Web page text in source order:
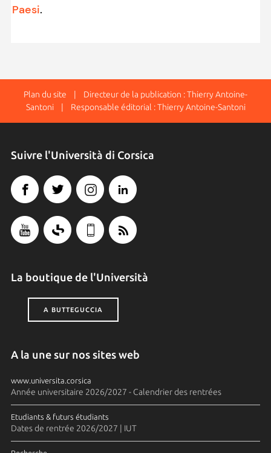
Paesi.
Plan du site | Directeur de la publication : Thierry Antoine-
Santoni | Responsable éditorial : Thierry Antoine-Santoni
Suivre l'Università di Corsica
La boutique de l'Università
A BUTTEGUCCIA
A la une sur nos sites web
www.universita.corsica
Année universitaire 2026/2027 - Calendrier des rentrées
Etudiants & futurs étudiants
Dates de rentrée 2026/2027 | IUT